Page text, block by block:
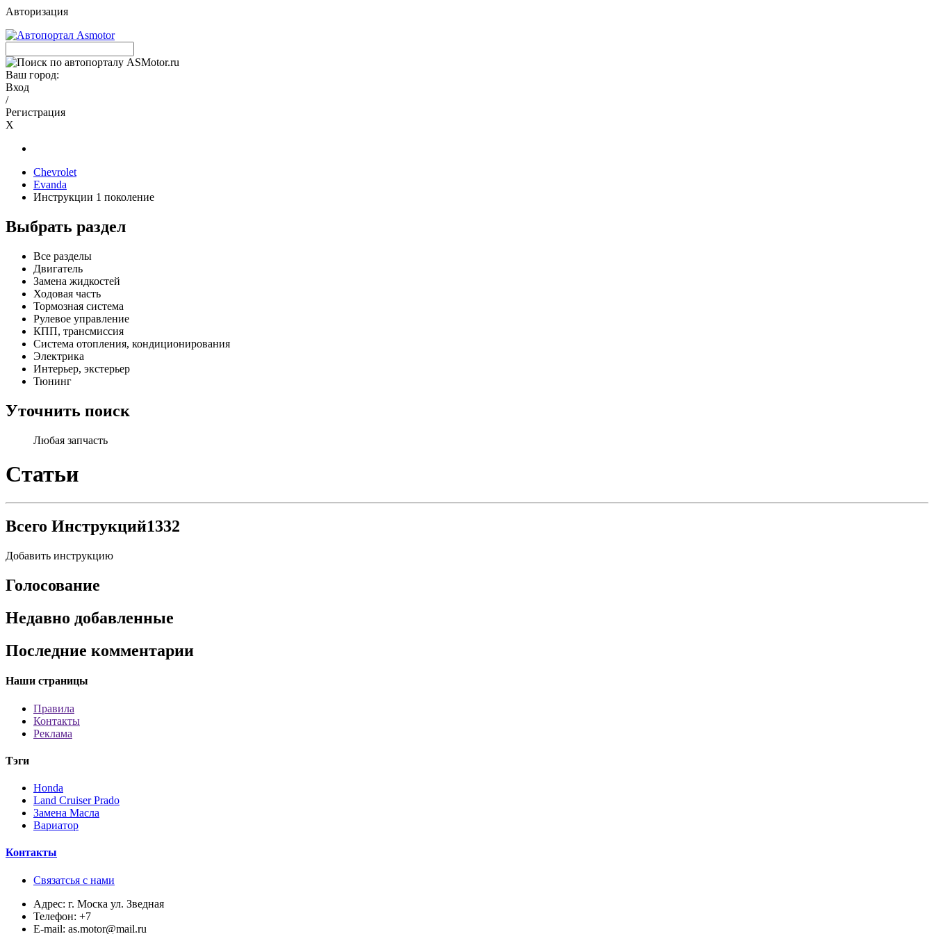
Авторизация
Ваш город:
Вход
/
Регистрация
X
Chevrolet
Evanda
Инструкции 1 поколение
Выбрать раздел
Все разделы
Двигатель
Замена жидкостей
Ходовая часть
Тормозная система
Рулевое управление
КПП, трансмиссия
Система отопления, кондиционирования
Электрика
Интерьер, экстерьер
Тюнинг
Уточнить поиск
Любая запчасть
Статьи
Всего Инструкций1332
Добавить инструкцию
Голосование
Недавно добавленные
Последние комментарии
Наши страницы
Правила
Контакты
Реклама
Тэги
Honda
Land Cruiser Prado
Замена Масла
Вариатор
Контакты
Связатсья с нами
Адрес: г. Моска ул. Зведная
Телефон: +7
E-mail: as.motor@mail.ru